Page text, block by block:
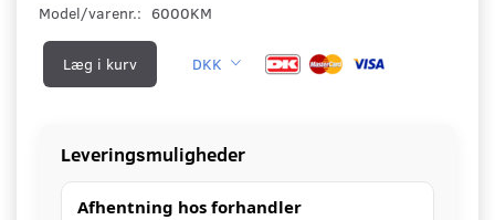
Model/varenr.: 6000KM
Læg i kurv DKK
Leveringsmuligheder
Afhentning hos forhandler